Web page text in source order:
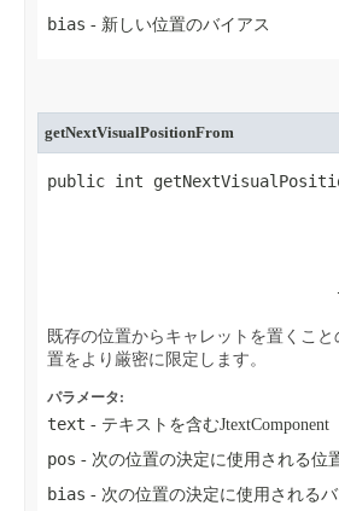
bias - 新しい位置のバイアス
getNextVisualPositionFrom
public int
既存の位置からキャレットを置くこ
置をより厳密に限定します。
パラメータ:
text - テキストを含むJtextComponent
pos - 次の位置の決定に使用される位
bias - 次の位置の決定に使用される